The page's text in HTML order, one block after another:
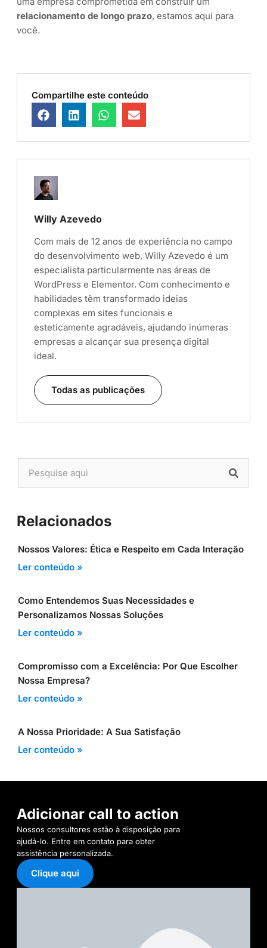
relacionamento de longo prazo, estamos aqui para
você.
Compartilhe este conteúdo
Willy Azevedo
Com mais de 12 anos de experiência no campo
do desenvolvimento web, Willy Azevedo é um
especialista particularmente nas áreas de
WordPress e Elementor. Com conhecimento e
habilidades têm transformado ideias
complexas em sites funcionais e
esteticamente agradáveis, ajudando inúmeras
empresas a alcançar sua presença digital
ideal.
Todas as publicações
Relacionados
Nossos Valores: Ética e Respeito em Cada Interação
Ler conteúdo »
Como Entendemos Suas Necessidades e
Personalizamos Nossas Soluções
Ler conteúdo »
Compromisso com a Excelência: Por Que Escolher
Nossa Empresa?
Ler conteúdo »
A Nossa Prioridade: A Sua Satisfação
Ler conteúdo »
Adicionar call to action
Nossos consultores estão à disposição para
ajudá-lo. Entre em contato para obter
assistência personalizada.
Clique aqui